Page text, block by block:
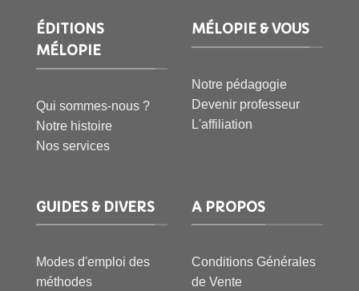
ÉDITIONS
MÉLOPIE
Qui sommes-nous ?
Notre histoire
Nos services
MÉLOPIE & VOUS
Notre pédagogie
Devenir professeur
L'affiliation
GUIDES & DIVERS
Modes d'emploi des
méthodes
A PROPOS
Conditions Générales
de Vente